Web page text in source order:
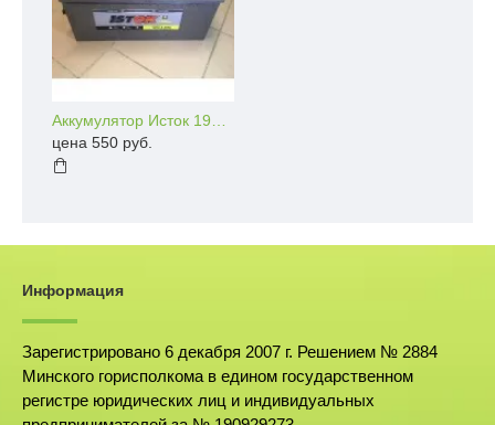
цена 550 руб.
Информация
Зарегистрировано 6 декабря 2007 г. Решением № 2884
Минского горисполкома в едином государственном
регистре юридических лиц и индивидуальных